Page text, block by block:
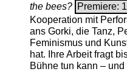
the bees? Premiere:
Kooperation mit
ans Gorki, die Tanz,
Feminismus und
hat. Ihre Arbeit fragt
Bühne tun kann –